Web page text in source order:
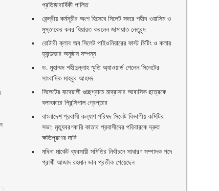
প্রতিষ্ঠাবার্ষিকী পালিত ‎​
কেন্দ্রীয় কর্মসূচীর অংশ হিসেবে সিলেট সদরে শহীদ ওয়াসিম ও
মুস্তাকের কবর যিয়ারত করলেন জামায়াত নেতৃবৃন্দ ‎
রোটারী ক্লাব অব সিলেট পাইওনিয়ারের ফাস্ট মিটিং ও কলার
হ্যান্ডভার অনুষ্ঠান সম্পন্ন
ড. মুহাম্মদ শহীদুল্লাহ স্মৃতি অ্যাওয়ার্ড পেলেন সিলেটের
সাংবাদিক মাহবুব আহমদ
সিলেটের বাদেয়ালী গুচ্ছগ্রামে মাদ্রাসার আবাসিক ছাত্রকে
বলাৎকারে প্রিন্সিপাল গ্রেপ্তার ‎
বাংলাদেশ প্রবাসী কল্যাণ পরিষদ সিলেট বিভাগীয় কমিটির
সভা: মৃত্যুবরণকারি কাতার প্রবাসীদের পরিবারকে দ্রুত
ক্ষতিপূরণের দাবি
মদিনা মার্কেট ব্যবসায়ী সমিতির নির্বাচনে সাধারণ সম্পাদক পদে
প্রার্থী আজাদ রহমান ডাব প্রতীক পেয়েছেন ‎